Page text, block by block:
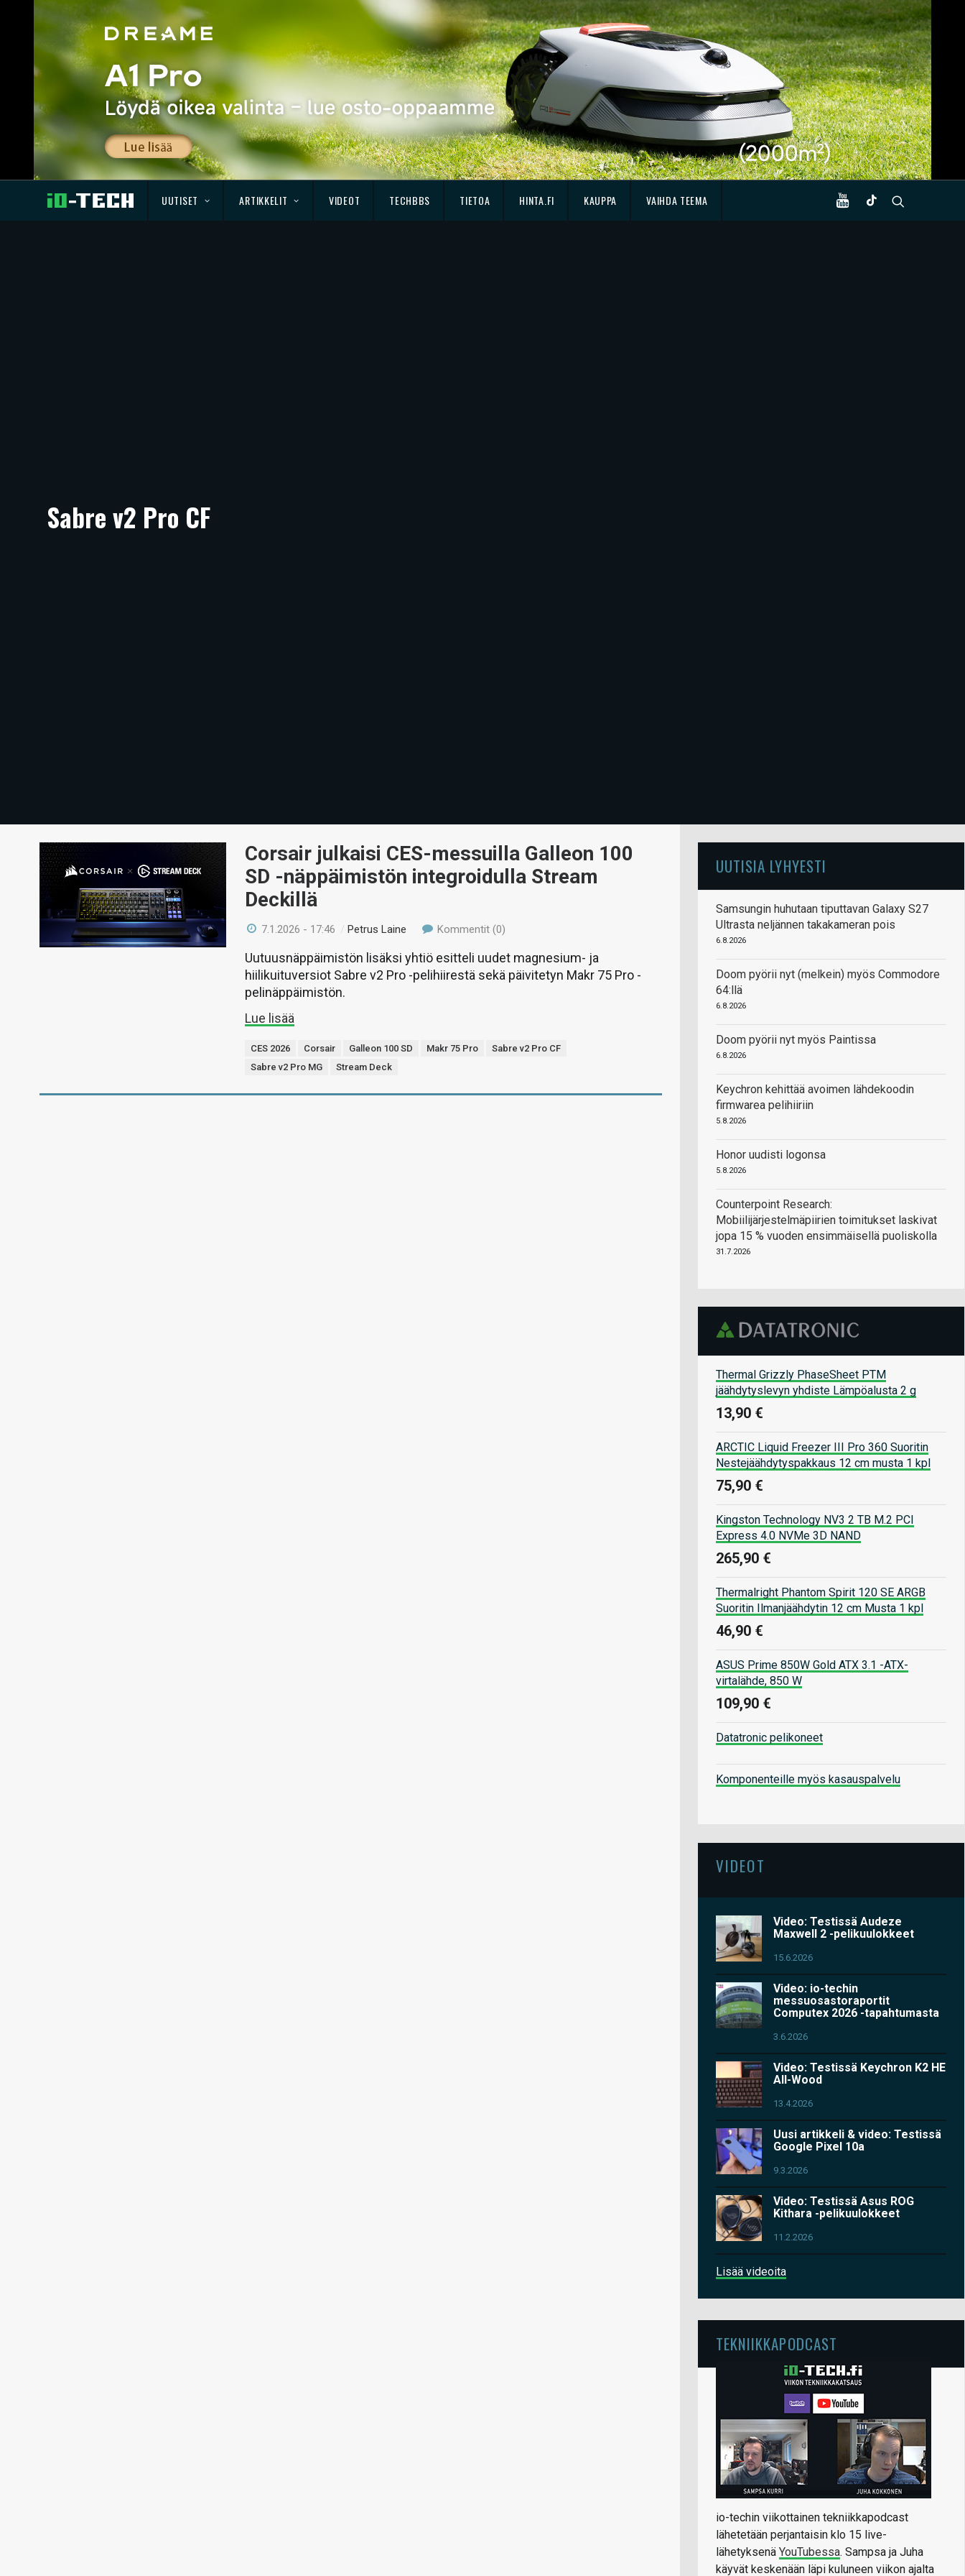
UUTISET ARTIKKELIT VIDEOT TECHBBS TIETOA HINTA.FI KAUPPA VAIHDA TEEMA
Sabre v2 Pro CF
Corsair julkaisi CES-messuilla Galleon 100
SD -näppäimistön integroidulla Stream
Deckillä
7.1.2026 - 17:46 /Petrus Laine Kommentit (0)
Uutuusnäppäimistön lisäksi yhtiö esitteli uudet magnesium- ja
hiilikuituversiot Sabre v2 Pro -pelihiirestä sekä päivitetyn Makr 75 Pro -
pelinäppäimistön.
Lue lisää
CES 2026 Corsair Galleon 100 SD Makr 75 Pro
Sabre v2 Pro CF
Sabre v2 Pro MG
Stream Deck
UUTISIA LYHYESTI
Samsungin huhutaan tiputtavan Galaxy S27
Ultrasta neljännen takakameran pois
6.8.2026
Doom pyörii nyt (melkein) myös Commodore
64:llä
6.8.2026
Doom pyörii nyt myös Paintissa
6.8.2026
Keychron kehittää avoimen lähdekoodin
firmwarea pelihiiriin
5.8.2026
Honor uudisti logonsa
5.8.2026
Counterpoint Research:
Mobiilijärjestelmäpiirien toimitukset laskivat
jopa 15 % vuoden ensimmäisellä puoliskolla
31.7.2026
Thermal Grizzly PhaseSheet PTM
jäähdytyslevyn yhdiste Lämpöalusta 2 g
13,90 €
ARCTIC Liquid Freezer III Pro 360 Suoritin
Nestejäähdytyspakkaus 12 cm musta 1 kpl
75,90 €
Kingston Technology NV3 2 TB M.2 PCI
Express 4.0 NVMe 3D NAND
265,90 €
Thermalright Phantom Spirit 120 SE ARGB
Suoritin Ilmanjäähdytin 12 cm Musta 1 kpl
46,90 €
ASUS Prime 850W Gold ATX 3.1 -ATX-
virtalähde, 850 W
109,90 €
Datatronic pelikoneet
Komponenteille myös kasauspalvelu
VIDEOT
Video: Testissä Audeze
Maxwell 2 -pelikuulokkeet
15.6.2026
Video: io-techin
messuosastoraportit
Computex 2026 -tapahtumasta
3.6.2026
Video: Testissä Keychron K2 HE
All-Wood
13.4.2026
Uusi artikkeli & video: Testissä
Google Pixel 10a
9.3.2026
Video: Testissä Asus ROG
Kithara -pelikuulokkeet
11.2.2026
Lisää videoita
TEKNIIKKAPODCAST
io-techin viikottainen tekniikkapodcast
lähetetään perjantaisin klo 15 live-
lähetyksenä YouTubessa. Sampsa ja Juha
käyvät keskenään läpi kuluneen viikon ajalta